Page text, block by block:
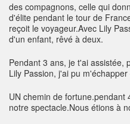
des compagnons, celle qui
d'élite pendant le tour de
reçoit le voyageur.Avec Lily
d'un enfant, rêvé à deux.
Pendant 3 ans, je t'ai assistée,
Lily Passion, j'ai pu
UN chemin de
notre spectacle.Nous étions à